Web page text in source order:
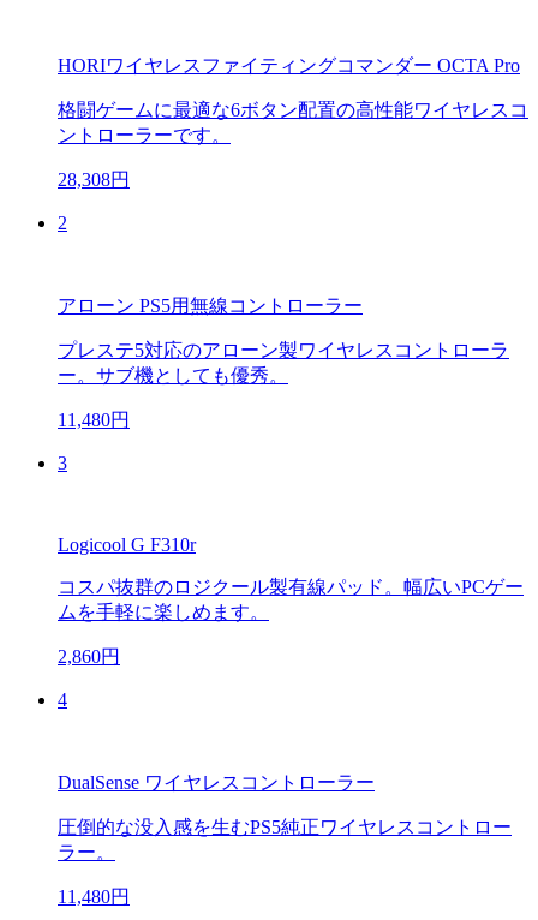
HORIワイヤレスファイティングコマンダー OCTA Pro
格闘ゲームに最適な6ボタン配置の高性能ワイヤレスコ
ントローラーです。
28,308円
2
アローン PS5用無線コントローラー
プレステ5対応のアローン製ワイヤレスコントローラ
ー。サブ機としても優秀。
11,480円
3
Logicool G F310r
コスパ抜群のロジクール製有線パッド。幅広いPCゲー
ムを手軽に楽しめます。
2,860円
4
DualSense ワイヤレスコントローラー
圧倒的な没入感を生むPS5純正ワイヤレスコントロー
ラー。
11,480円